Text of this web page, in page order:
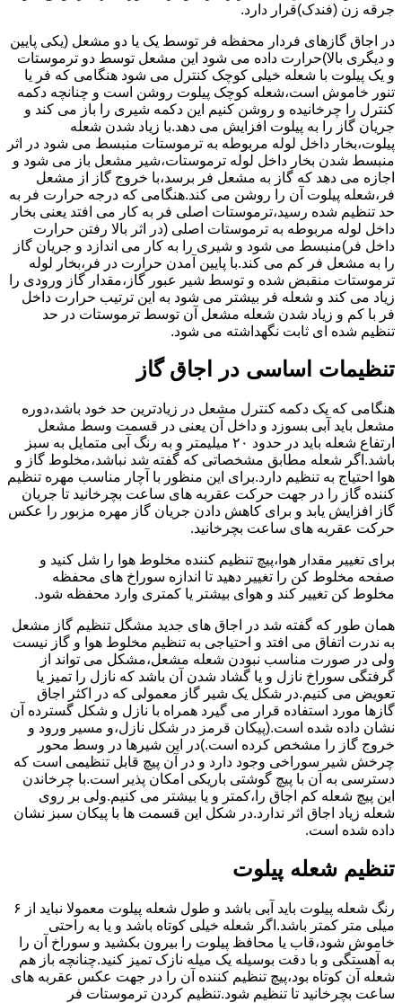
جرقه زن (فندک)قرار دارد.
در اجاق گازهای فردار محفظه فر توسط یک یا دو مشعل (یکی پایین
و دیگری بالا)حرارت داده می شود این مشعل توسط دو ترموستات
و یک پیلوت با شعله خیلی کوچک کنترل می شود هنگامی که فر یا
تنور خاموش است،شعله کوچک پیلوت روشن است و چنانچه دکمه
کنترل را چرخانیده و روشن کنیم این دکمه شیری را باز می کند و
جریان گاز را به پیلوت افزایش می دهد.با زیاد شدن شعله
پیلوت،بخار داخل لوله مربوطه به ترموستات منبسط می شود در اثر
منبسط شدن بخار داخل لوله ترموستات،شیر مشعل باز می شود و
اجازه می دهد که گاز به مشعل فر برسد،با خروج گاز از مشعل
فر،شعله پیلوت آن را روشن می کند.هنگامی که درجه حرارت فر به
حد تنظیم شده رسید،ترموستات اصلی فر به کار می افتد یعنی بخار
داخل لوله مربوطه به ترموستات اصلی (در اثر بالا رفتن حرارت
داخل فر)منبسط می شود و شیری را به کار می اندازد و جریان گاز
را به مشعل فر کم می کند.با پایین آمدن حرارت در فر،بخار لوله
ترموستات منقبض شده و توسط شیر عبور گاز،مقدار گاز ورودی را
زیاد می کند و شعله فر بیشتر می شود به این ترتیب حرارت داخل
فر با کم و زیاد شدن شعله مشعل آن توسط ترموستات در حد
تنظیم شده ای ثابت نگهداشته می شود.
تنظیمات اساسی در اجاق گاز
هنگامی که یک دکمه کنترل مشعل در زیادترین حد خود باشد،دوره
مشعل باید آبی بسوزد و داخل آن یعنی در قسمت وسط مشعل
ارتفاع شعله باید در حدود ۲۰ میلیمتر و به رنگ آبی متمایل به سبز
باشد.اگر شعله مطابق مشخصاتی که گفته شد نباشد،مخلوط گاز و
هوا احتیاج به تنظیم دارد.برای این منظور با آچار مناسب مهره تنظیم
کننده گاز را در جهت حرکت عقربه های ساعت بچرخانید تا جریان
گاز افزایش یابد و برای کاهش دادن جریان گاز مهره مزبور را عکس
حرکت عقربه های ساعت بچرخانید.
برای تغییر مقدار هوا،پیچ تنظیم کننده مخلوط هوا را شل کنید و
صفحه مخلوط کن را تغییر دهید تا اندازه سوراخ های محفظه
مخلوط کن تغییر کند و هوای بیشتر یا کمتری وارد محفظه شود.
همان طور که گفته شد در اجاق های جدید مشگل تنظیم گاز مشعل
به ندرت اتفاق می افتد و احتیاجی به تنظیم مخلوط هوا و گاز نیست
ولی در صورت مناسب نبودن شعله مشعل،مشکل می تواند از
گرفتگی سوراخ نازل و یا گشاد شدن آن باشد که نازل را تمیز یا
تعویض می کنیم.در شکل یک شیر گاز معمولی که در اکثر اجاق
گازها مورد استفاده قرار می گیرد همراه با نازل و شکل گسترده آن
نشان داده شده است.(پیکان قرمز در شکل نازل،و مسیر ورود و
خروج گاز را مشخص کرده است.)در این شیرها در وسط محور
چرخش شیر سوراخی وجود دارد و در آن پیچ قابل تنظیمی است که
دسترسی به آن با پیچ گوشتی باریکی امکان پذیر است.با چرخاندن
این پیچ شعله کم اجاق را،کمتر و یا بیشتر می کنیم.ولی بر روی
شعله زیاد اجاق اثر ندارد.در شکل این قسمت ها با پیکان سبز نشان
داده شده است.
تنظیم شعله پیلوت
رنگ شعله پیلوت باید آبی باشد و طول شعله پیلوت معمولا نباید از ۶
میلی متر کمتر باشد.اگر شعله خیلی کوتاه باشد و یا به راحتی
خاموش شود،قاب یا محافظ پیلوت را بیرون بکشید و سوراخ آن را
به آهستگی و با دقت بوسیله یک میله نازک تمیز کنید.چنانچه باز هم
شعله آن کوتاه بود،پیچ تنظیم کننده آن را در جهت عکس عقربه های
ساعت بچرخانید تا تنظیم شود.تنظیم کردن ترموستات فر